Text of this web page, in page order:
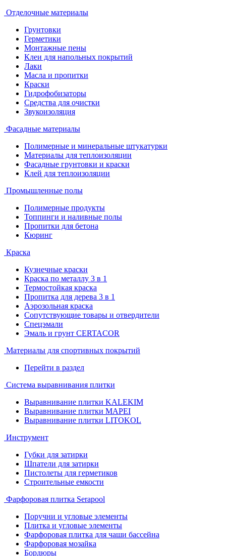
Отделочные материалы
Грунтовки
Герметики
Монтажные пены
Клеи для напольных покрытий
Лаки
Масла и пропитки
Краски
Гидрофобизаторы
Средства для очистки
Звукоизоляция
Фасадные материалы
Полимерные и минеральные штукатурки
Материалы для теплоизоляции
Фасадные грунтовки и краски
Клей для теплоизоляции
Промышленные полы
Полимерные продукты
Топпинги и наливные полы
Пропитки для бетона
Кюринг
Краска
Кузнечные краски
Краска по металлу 3 в 1
Термостойкая краска
Пропитка для дерева 3 в 1
Аэрозольная краска
Сопутствующие товары и отвердители
Спецэмали
Эмаль и грунт CERTACOR
Материалы для спортивных покрытий
Перейти в раздел
Система выравнивания плитки
Выравнивание плитки KALEKIM
Выравнивание плитки MAPEI
Выравнивание плитки LITOKOL
Инструмент
Губки для затирки
Шпатели для затирки
Пистолеты для герметиков
Строительные емкости
Фарфоровая плитка Serapool
Поручни и угловые элементы
Плитка и угловые элементы
Фарфоровая плитка для чаши бассейна
Фарфоровая мозайка
Бордюры